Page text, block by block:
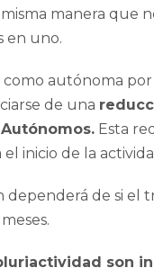
manera que
en uno.
como autónoma
de una
Esta
inicio de la
de si el
son